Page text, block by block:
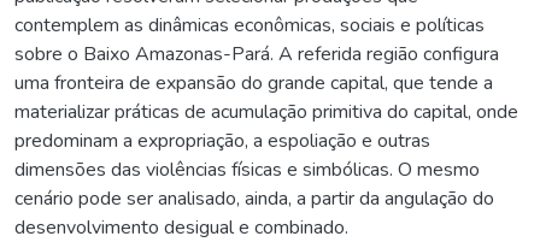
contemplem as dinâmicas econômicas, sociais e políticas
sobre o Baixo Amazonas-Pará. A referida região configura
uma fronteira de expansão do grande capital, que tende a
materializar práticas de acumulação primitiva do capital, onde
predominam a expropriação, a espoliação e outras
dimensões das violências físicas e simbólicas. O mesmo
cenário pode ser analisado, ainda, a partir da angulação do
desenvolvimento desigual e combinado.